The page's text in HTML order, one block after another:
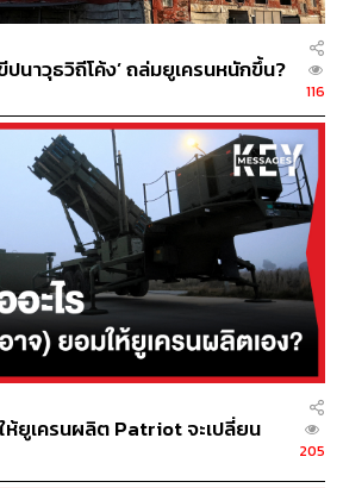
ปนาวุธวิถีโค้ง’ ถล่มยูเครนหนักขึ้น?
116
ยูเครนผลิต Patriot จะเปลี่ยน
205